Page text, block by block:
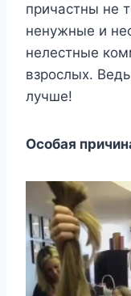
причастны не
ненужные и
нелестные
взрослых.
лучше!
Особая